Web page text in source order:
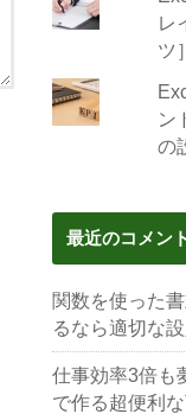
レ
ツ］
ン
の
最近のコメント
関数を使った
るなら適切な設
仕事効率3倍も
で作る超便利